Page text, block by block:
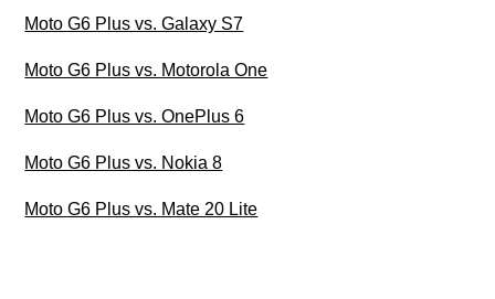
Moto G6 Plus vs. Galaxy S7
Moto G6 Plus vs. Motorola One
Moto G6 Plus vs. OnePlus 6
Moto G6 Plus vs. Nokia 8
Moto G6 Plus vs. Mate 20 Lite